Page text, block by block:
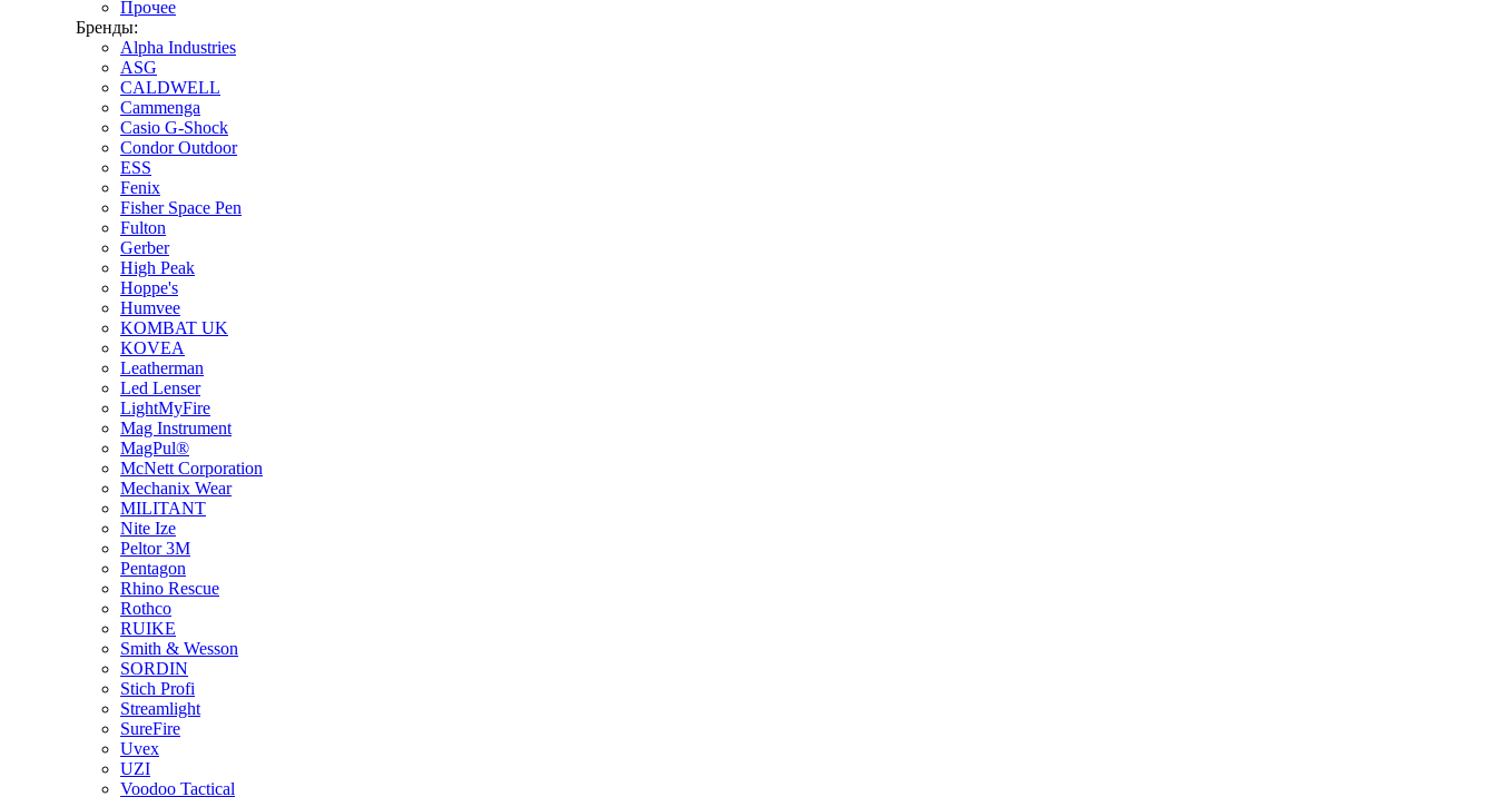
Прочее
Бренды:
Alpha Industries
ASG
CALDWELL
Cammenga
Casio G-Shock
Condor Outdoor
ESS
Fenix
Fisher Space Pen
Fulton
Gerber
High Peak
Hoppe's
Humvee
KOMBAT UK
KOVEA
Leatherman
Led Lenser
LightMyFire
Mag Instrument
MagPul®
McNett Corporation
Mechanix Wear
MILITANT
Nite Ize
Peltor 3M
Pentagon
Rhino Rescue
Rothco
RUIKE
Smith & Wesson
SORDIN
Stich Profi
Streamlight
SureFire
Uvex
UZI
Voodoo Tactical